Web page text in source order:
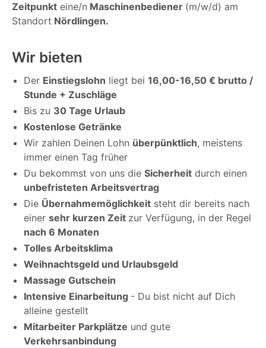
Zeitpunkt eine/n Maschinenbediener (m/w/d) am
Standort Nördlingen.
Wir bieten
Der Einstiegslohn liegt bei 16,00-16,50 € brutto /
Stunde + Zuschläge
Bis zu 30 Tage Urlaub
Kostenlose Getränke
Wir zahlen Deinen Lohn überpünktlich, meistens
immer einen Tag früher
Du bekommst von uns die Sicherheit durch einen
unbefristeten Arbeitsvertrag
Die Übernahmemöglichkeit steht dir bereits nach
einer sehr kurzen Zeit zur Verfügung, in der Regel
nach 6 Monaten
Tolles Arbeitsklima
Weihnachtsgeld und Urlaubsgeld
Massage Gutschein
Intensive Einarbeitung - Du bist nicht auf Dich
alleine gestellt
Mitarbeiter Parkplätze und gute
Verkehrsanbindung